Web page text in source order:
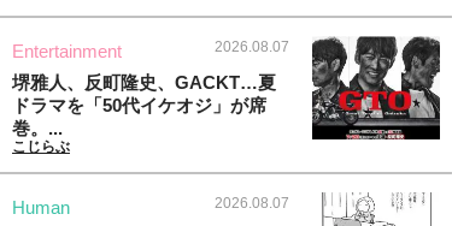
Entertainment 2026.08.07
堺雅人、反町隆史、GACKT…夏
ドラマを「50代イケオジ」が席
巻。...
こじらぶ
Human 2026.08.07